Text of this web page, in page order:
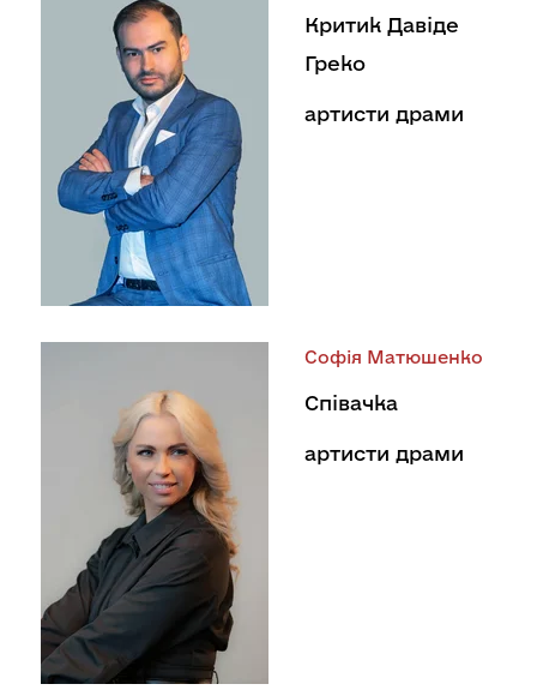
Критик Давіде
Греко
артисти драми
Софія Матюшенко
Співачка
артисти драми